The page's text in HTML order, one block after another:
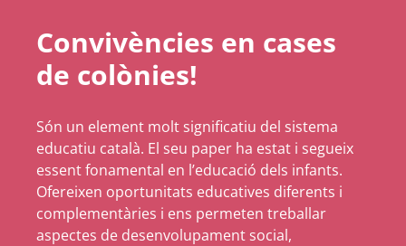
Convivències en cases
de colònies!
Són un element molt significatiu del sistema
educatiu català. El seu paper ha estat i segueix
essent fonamental en l’educació dels infants.
Ofereixen oportunitats educatives diferents i
complementàries i ens permeten treballar
aspectes de desenvolupament social,